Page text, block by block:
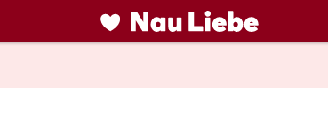
liebe.NAU.ch